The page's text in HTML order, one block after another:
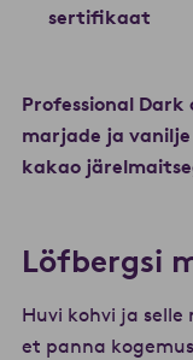
sertifikaat
Professional
marjade ja
kakao
Löfbergsi
Huvi kohvi ja selle
et panna